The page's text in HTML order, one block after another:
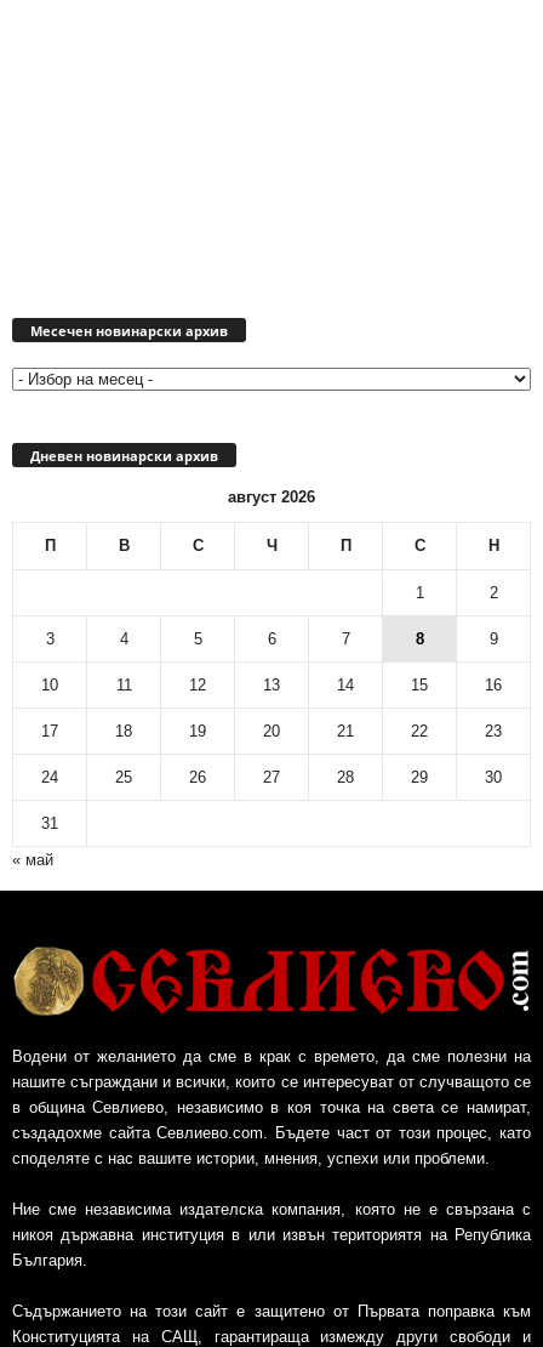
Месечен новинарски архив
Дневен новинарски архив
август 2026
П В С Ч П С Н
1 2
3 4 5 6 7 8 9
10 11 12 13 14 15 16
17 18 19 20 21 22 23
24 25 26 27 28 29 30
31
« май
Водени от желанието да сме в крак с времето, да сме полезни на
нашите съграждани и всички, които се интересуват от случващото се
в община Севлиево, независимо в коя точка на света се намират,
създадохме сайта Севлиево.com. Бъдете част от този процес, като
споделяте с нас вашите истории, мнения, успехи или проблеми.
Ние сме независима издателска компания, която не е свързана с
никоя държавна институция в или извън териториятя на Република
България.
Съдържанието на този сайт е защитено от Първата поправка към
Конституцията на САЩ, гарантираща измежду други свободи и